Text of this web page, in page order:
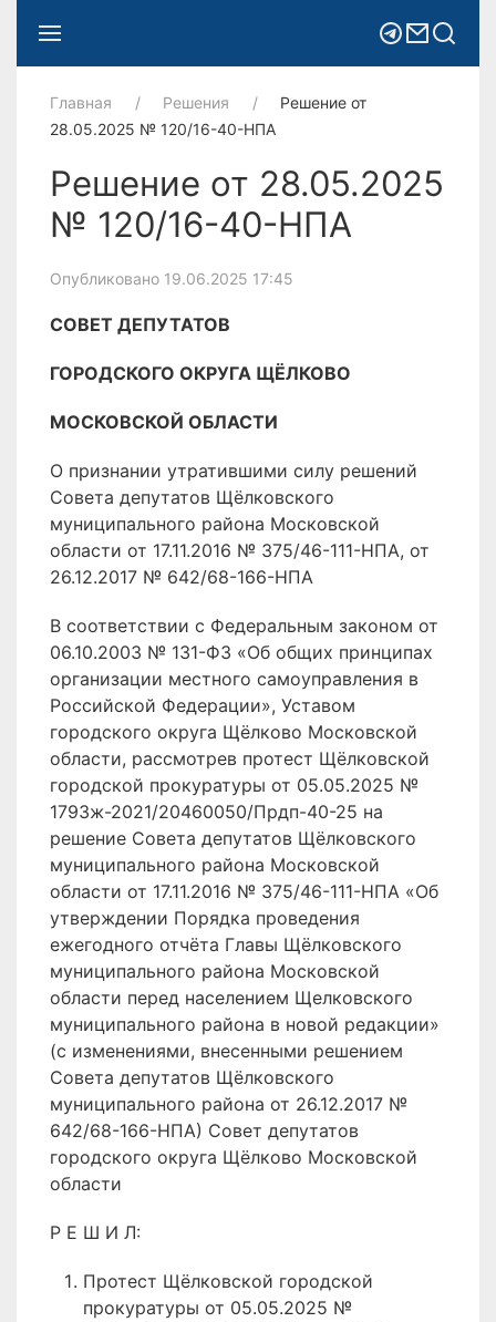
Главная Решения
Решение от
28.05.2025 № 120/16-40-НПА
Решение от 28.05.2025
№ 120/16-40-НПА
Опубликовано 19.06.2025 17:45
СОВЕТ ДЕПУТАТОВ
ГОРОДСКОГО ОКРУГА ЩЁЛКОВО
МОСКОВСКОЙ ОБЛАСТИ
О признании утратившими силу решений
Совета депутатов Щёлковского
муниципального района Московской
области от 17.11.2016 № 375/46-111-НПА, от
26.12.2017 № 642/68-166-НПА
В соответствии с Федеральным законом от
06.10.2003 № 131-ФЗ «Об общих принципах
организации местного самоуправления в
Российской Федерации», Уставом
городского округа Щёлково Московской
области, рассмотрев протест Щёлковской
городской прокуратуры от 05.05.2025 №
1793ж-2021/20460050/Прдп-40-25 на
решение Совета депутатов Щёлковского
муниципального района Московской
области от 17.11.2016 № 375/46-111-НПА «Об
утверждении Порядка проведения
ежегодного отчёта Главы Щёлковского
муниципального района Московской
области перед населением Щелковского
муниципального района в новой редакции»
(с изменениями, внесенными решением
Совета депутатов Щёлковского
муниципального района от 26.12.2017 №
642/68-166-НПА) Совет депутатов
городского округа Щёлково Московской
области
Р Е Ш И Л:
Протест Щёлковской городской
прокуратуры от 05.05.2025 №